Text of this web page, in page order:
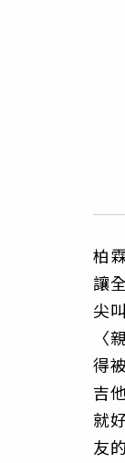
柏
讓
尖
〈
得
吉
就
友